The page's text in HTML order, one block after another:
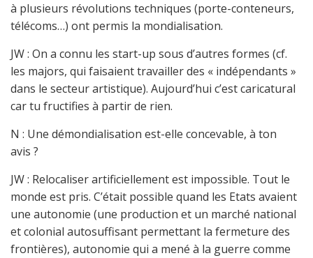
à plusieurs révolutions techniques (porte-conteneurs,
télécoms…) ont permis la mondialisation.
JW : On a connu les start-up sous d’autres formes (cf.
les majors, qui faisaient travailler des « indépendants »
dans le secteur artistique). Aujourd’hui c’est caricatural
car tu fructifies à partir de rien.
N : Une démondialisation est-elle concevable, à ton
avis ?
JW : Relocaliser artificiellement est impossible. Tout le
monde est pris. C’était possible quand les Etats avaient
une autonomie (une production et un marché national
et colonial autosuffisant permettant la fermeture des
frontières), autonomie qui a mené à la guerre comme